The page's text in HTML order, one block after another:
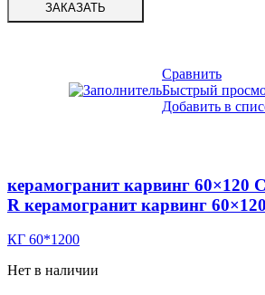
ЗАКАЗАТЬ
Сравнить
Быстрый
Добавить в
керамогранит карвинг 60×120
R керамогранит карвинг
КГ 60*1200
Нет в наличии